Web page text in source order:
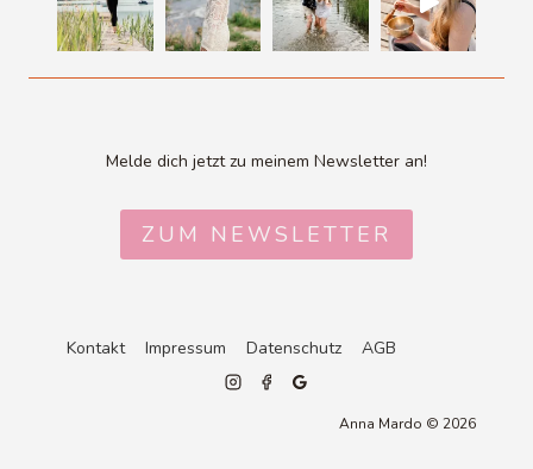
Melde dich jetzt zu meinem Newsletter an!
ZUM NEWSLETTER
Kontakt Impressum Datenschutz AGB
Anna Mardo © 2026